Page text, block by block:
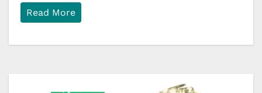
Read More